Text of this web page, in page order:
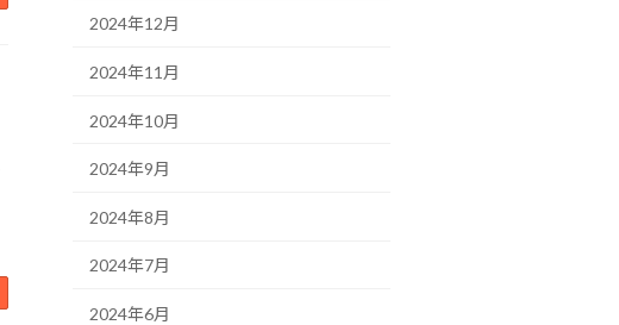
2024年12月
2024年11月
2024年10月
2024年9月
2024年8月
2024年7月
2024年6月